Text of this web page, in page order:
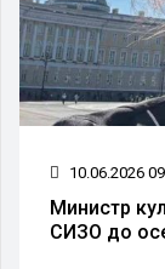
10.06.2026
Министр
СИЗО до